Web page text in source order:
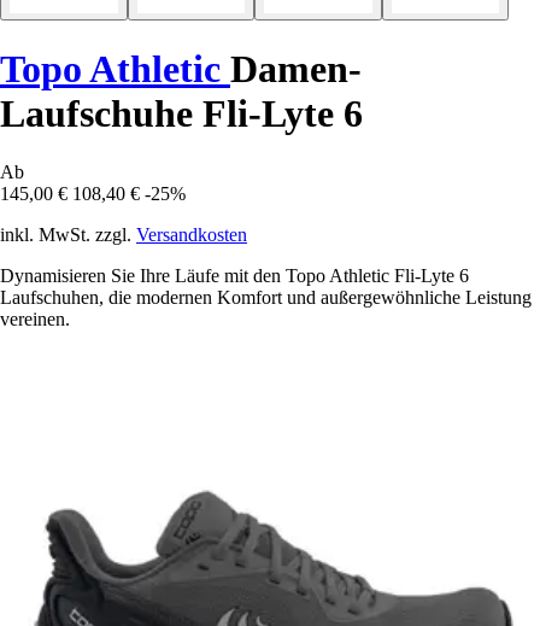
Topo Athletic Damen-
Laufschuhe Fli-Lyte 6
Ab
145,00 € 108,40 € -25%
inkl. MwSt. zzgl. Versandkosten
Dynamisieren Sie Ihre Läufe mit den Topo Athletic Fli-Lyte 6
Laufschuhen, die modernen Komfort und außergewöhnliche Leistung
vereinen.